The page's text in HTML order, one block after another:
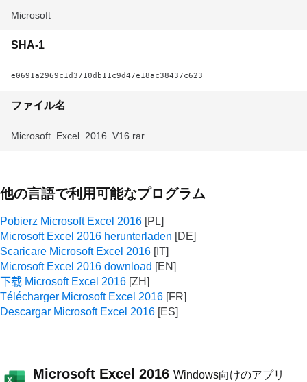
Microsoft
SHA-1
e0691a2969c1d3710db11c9d47e18ac38437c623
ファイル名
Microsoft_Excel_2016_V16.rar
他の言語で利用可能なプログラム
Pobierz Microsoft Excel 2016
Microsoft Excel 2016 herunterladen
Scaricare Microsoft Excel 2016
Microsoft Excel 2016 download
下载 Microsoft Excel 2016
Télécharger Microsoft Excel 2016
Descargar Microsoft Excel 2016
Microsoft Excel 2016 Windows向けのアプリ